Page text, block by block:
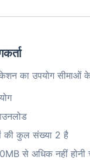
का उपयोग सीमाओं
की कुल संख्या 2 है
से अधिक नहीं होनी